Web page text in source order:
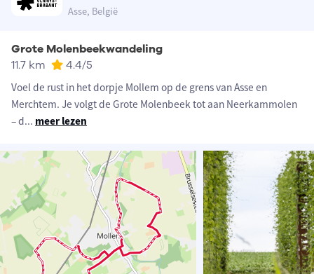
Asse, België
Grote Molenbeekwandeling
11.7 km 4.4/5
Voel de rust in het dorpje Mollem op de grens van Asse en
Merchtem. Je volgt de Grote Molenbeek tot aan Neerkammolen
– d... meer lezen